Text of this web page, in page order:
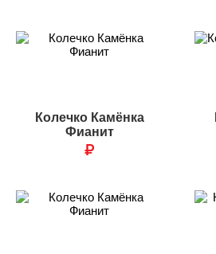
Колечко Камёнка
Фианит
₽